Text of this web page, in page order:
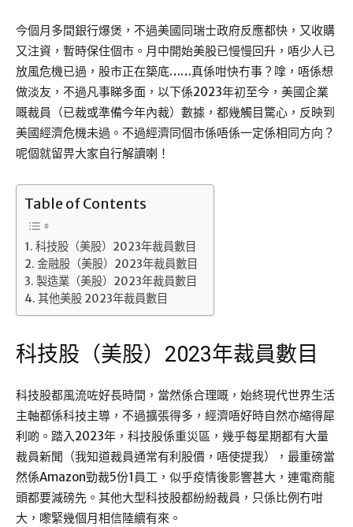
今個月多間銀行爆煲，不過美國同瑞士政府反應都快，又收購
又注資，暫時保住個市。月中開始美股已慢慢回升，唔少人已
放風危機已過，股市正在築底……真係咁快冇事？嗱，唔係想
做淡友，不過凡事睇多面，以下係2023年初至今，美國企業
嘅裁員（已裁或準備今年內裁）數據，都幾觸目驚心，反映到
美國經濟危機未過。不過經濟同個市係唔係一定係相同方向？
呢個就留畀大家自行解讀喇！
Table of Contents
科技股（美股）2023年裁員數目
金融股（美股）2023年裁員數目
製造業（美股）2023年裁員數目
其他美股 2023年裁員數目
科技股（美股）2023年裁員數目
科技股都風流咗好長時間，當然係合理嘅，始終現代世界生活
主軸都係科技主導，不過擴張得多，經濟唔好時自然亦縮得犀
利啲。踏入2023年，科技股係重災區，幾乎每星期都有大量
裁員新聞（我知道裁員通常有利股價，唔使提我），最重磅當
然係Amazon勁裁5份1員工，似乎疫情後影響甚大，連電商龍
頭都要減磅先。其他大型科技股都紛紛裁員，只係比例冇咁
大，嚟緊幾個月相信陸續有來。